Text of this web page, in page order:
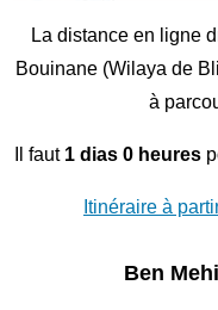
La distance en ligne
Bouinane (Wilaya de
à
Il faut 1 dias 0 heures
Itinéraire à
Ben